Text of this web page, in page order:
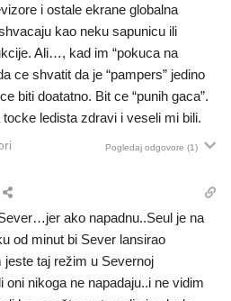
i ostale ekrane globalna
kao neku sapunicu ili
Ali…, kad im “pokuca na
ce shvatit da je “pampers” jedino
biti doatatno. Bit ce “punih gaca”.
ledista zdravi i veseli mi bili.
Pogledaj odgovore (1)
ako napadnu..Seul je na
od minut bi Sever lansirao
taj režim u Severnoj
nikoga ne napadaju..i ne vidim